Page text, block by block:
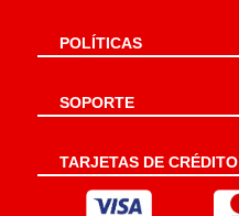
POLÍTICAS
SOPORTE
TARJETAS DE CRÉDITO